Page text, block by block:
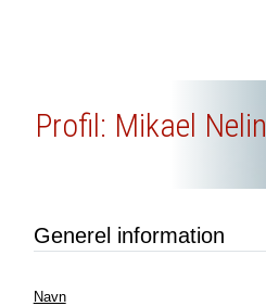
Profil: Mikael Nelin
Generel information
Navn